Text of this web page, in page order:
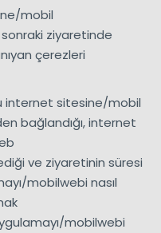
mobil
ziyaretinde
çerezleri
internet sitesine/mobil
bağlandığı, internet
ve ziyaretinin süresi
mobilwebi nasıl
mobilwebi